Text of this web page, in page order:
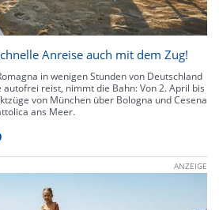
Anreise auch mit dem Zug!
in wenigen Stunden von Deutschland
reist, nimmt die Bahn: Von 2. April bis
von München über Bologna und Cesena
ans Meer.
ANZEIGE